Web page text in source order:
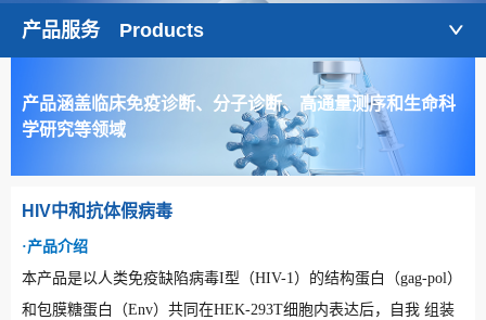
产品服务 Products
产品涵盖临床免疫诊断、分子诊断、高通量测序和生命科
学研究等领域
HIV中和抗体假病毒
·产品介绍
本产品是以人类免疫缺陷病毒I型（HIV-1）的结构蛋白（gag-pol）
和包膜糖蛋白（Env）共同在HEK-293T细胞内表达后，自我 组装